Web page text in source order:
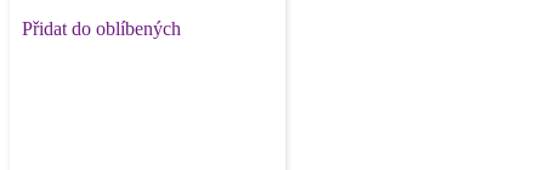
Přidat do oblíbených